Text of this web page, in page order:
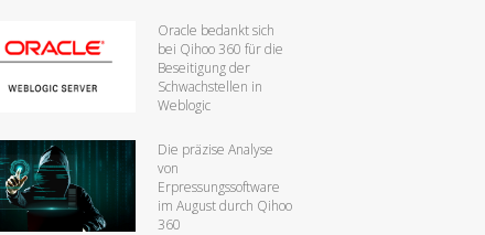
Oracle bedankt sich
bei Qihoo 360 für die
Beseitigung der
Schwachstellen in
Weblogic
Die präzise Analyse
von
Erpressungssoftware
im August durch Qihoo
360